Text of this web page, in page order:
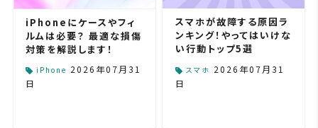
iPhoneにケースやフィ
ルムは必要？ 最適な損傷
対策を解説します！
iPhone 2026年07月31
日
スマホが故障する原因ラ
ンキング！やってはいけな
い行動トップ5選
スマホ 2026年07月31
日